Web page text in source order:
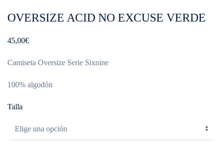
OVERSIZE ACID NO EXCUSE VERDE
45,00€
Camiseta Oversize Serie Sixnine
100% algodón
Talla